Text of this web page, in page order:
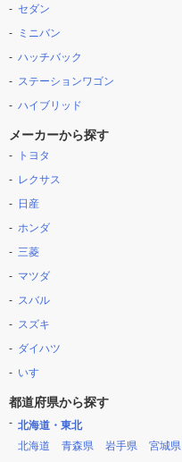
セダン
ミニバン
ハッチバック
ステーションワゴン
ハイブリッド
メーカーから探す
トヨタ
レクサス
日産
ホンダ
三菱
マツダ
スバル
スズキ
ダイハツ
いすゞ
都道府県から探す
北海道・東北
北海道
青森県 岩手県 宮城県